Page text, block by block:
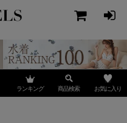
ランキング 商品検索 お気に入り